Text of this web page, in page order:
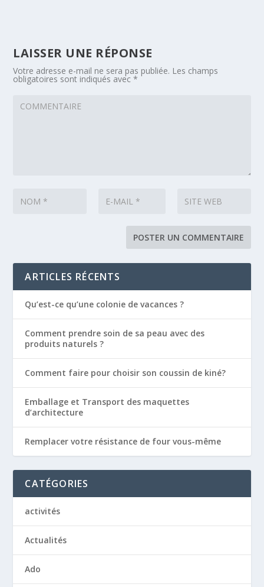
LAISSER UNE RÉPONSE
Votre adresse e-mail ne sera pas publiée. Les champs
obligatoires sont indiqués avec*
ARTICLES RÉCENTS
Qu’est-ce qu’une colonie de vacances ?
Comment prendre soin de sa peau avec des
produits naturels ?
Comment faire pour choisir son coussin de kiné?
Emballage et Transport des maquettes
d’architecture
Remplacer votre résistance de four vous-même
CATÉGORIES
activités
Actualités
Ado